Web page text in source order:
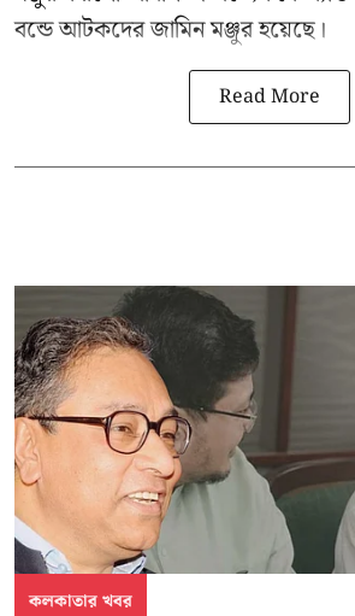
বন্ডে আটকদের জামিন মঞ্জুর হয়েছে।
Read More
কলকাতার খবর